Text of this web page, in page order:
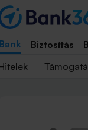
Bank Biztosítás